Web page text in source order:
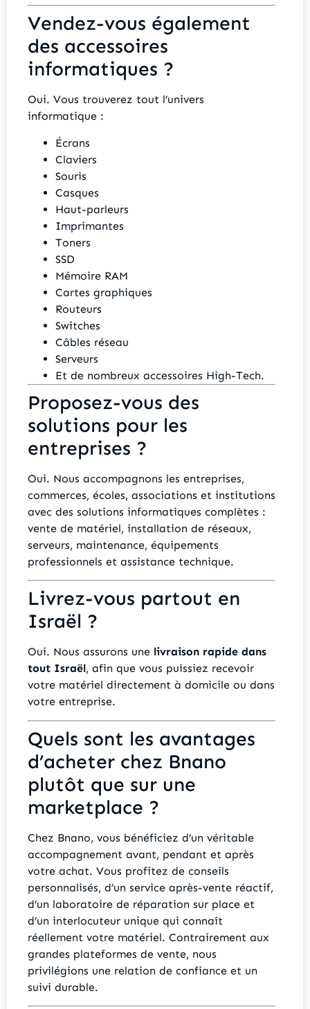
Vendez-vous également
des accessoires
informatiques ?
Oui. Vous trouverez tout l’univers
informatique :
Écrans
Claviers
Souris
Casques
Haut-parleurs
Imprimantes
Toners
SSD
Mémoire RAM
Cartes graphiques
Routeurs
Switches
Câbles réseau
Serveurs
Et de nombreux accessoires High-Tech.
Proposez-vous des
solutions pour les
entreprises ?
Oui. Nous accompagnons les entreprises,
commerces, écoles, associations et institutions
avec des solutions informatiques complètes :
vente de matériel, installation de réseaux,
serveurs, maintenance, équipements
professionnels et assistance technique.
Livrez-vous partout en
Israël ?
Oui. Nous assurons une livraison rapide dans
tout Israël, afin que vous puissiez recevoir
votre matériel directement à domicile ou dans
votre entreprise.
Quels sont les avantages
d’acheter chez Bnano
plutôt que sur une
marketplace ?
Chez Bnano, vous bénéficiez d’un véritable
accompagnement avant, pendant et après
votre achat. Vous profitez de conseils
personnalisés, d’un service après-vente réactif,
d’un laboratoire de réparation sur place et
d’un interlocuteur unique qui connaît
réellement votre matériel. Contrairement aux
grandes plateformes de vente, nous
privilégions une relation de confiance et un
suivi durable.